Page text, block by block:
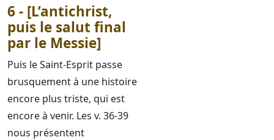
6 - [L’antichrist,
puis le salut final
par le Messie]
Puis le Saint-Esprit passe
brusquement à une histoire
encore plus triste, qui est
encore à venir. Les v. 36-39
nous présentent